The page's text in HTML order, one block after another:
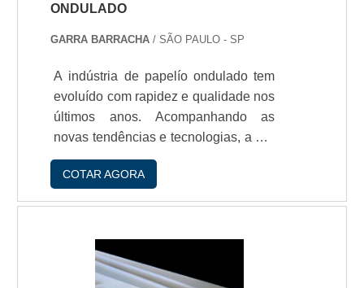
ONDULADO
GARRA BARRACHA / SÃO PAULO - SP
A indústria de papelío ondulado tem
evoluí­do com rapidez e qualidade nos
últimos anos. Acompanhando as
novas tendências e tecnologias, a GG
Kit Borrachas fabrica e distribui
produtos com a qualidade que você
precisa.Com um processo de
Kit Borrachas produz papelíµes
ondulados que sío utilizados no
armazenamento e guarda de produtos
COTAR AGORA